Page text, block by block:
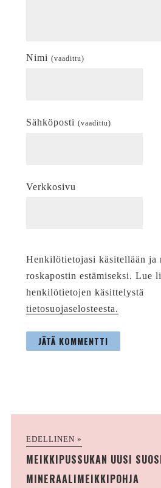
Nimi (vaadittu)
Sähköposti (vaadittu)
Verkkosivu
Henkilötietojasi käsitellään ja
roskapostin estämiseksi. Lue
henkilötietojen käsittelystä
tietosuojaselosteesta.
EDELLINEN »
MEIKKIPUSSUKAN UUSI
MINERAALIMEIKKIPOHJA